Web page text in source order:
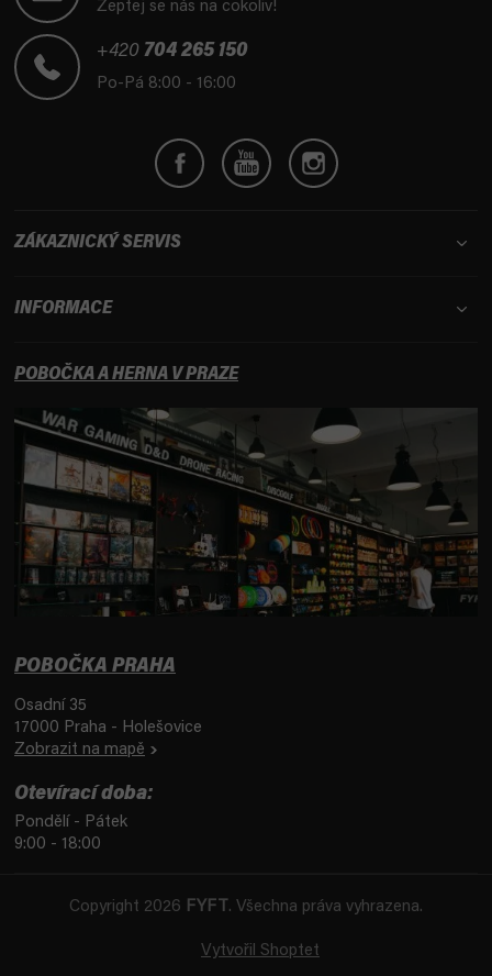
Zeptej se nás na cokoliv!
+420 704 265 150
Po-Pá 8:00 - 16:00
ZÁKAZNICKÝ SERVIS
INFORMACE
POBOČKA A HERNA V PRAZE
POBOČKA PRAHA
Osadní 35
17000 Praha - Holešovice
Zobrazit na mapě
Otevírací doba:
Pondělí - Pátek
9:00 - 18:00
Vytvořil Shoptet
Copyright 2026 FYFT . Všechna práva vyhrazena.